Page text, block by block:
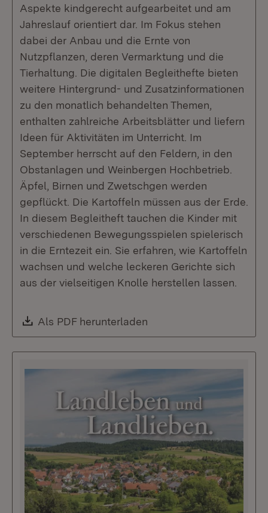
Aspekte kindgerecht aufgearbeitet und am
Jahreslauf orientiert dar. Im Fokus stehen
dabei der Anbau und die Ernte von
Nutzpflanzen, deren Vermarktung und die
Tierhaltung. Die digitalen Begleithefte bieten
weitere Hintergrund- und Zusatzinformationen
zu den monatlich behandelten Themen,
enthalten zahlreiche Arbeitsblätter und liefern
Ideen für Aktivitäten im Unterricht. Im
September herrscht auf den Feldern, in den
Obstanlagen und Weinbergen Hochbetrieb.
Äpfel, Birnen und Zwetschgen werden
gepflückt. Die Kartoffeln müssen aus der Erde.
In diesem Begleitheft tauchen die Kinder mit
verschiedenen Bewegungsspielen spielerisch
in die Erntezeit ein. Sie erfahren, wie Kartoffeln
wachsen und welche leckeren Gerichte sich
aus der vielseitigen Knolle herstellen lassen.
Download:
Als PDF herunterladen